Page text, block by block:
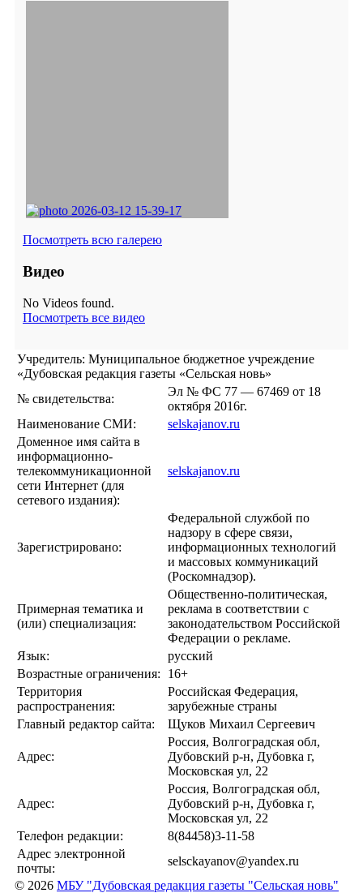
Посмотреть всю галерею
Видео
No Videos found.
Посмотреть все видео
Учредитель: Муниципальное бюджетное учреждение
«Дубовская редакция газеты «Сельская новь»
№ свидетельства:
Эл № ФС 77 — 67469 от 18
октября 2016г.
Наименование СМИ:
selskajanov.ru
Доменное имя сайта в
информационно-
телекоммуникационной
сети Интернет (для
сетевого издания):
selskajanov.ru
Зарегистрировано:
Федеральной службой по
надзору в сфере связи,
информационных технологий
и массовых коммуникаций
(Роскомнадзор).
Примерная тематика и
(или) специализация:
Общественно-политическая,
реклама в соответствии с
законодательством Российской
Федерации о рекламе.
Язык:
русский
Возрастные ограничения:
16+
Территория
распространения:
Российская Федерация,
зарубежные страны
Главный редактор сайта:
Щуков Михаил Сергеевич
Адрес:
Россия, Волгоградская обл,
Дубовский р-н, Дубовка г,
Московская ул, 22
Адрес:
Россия, Волгоградская обл,
Дубовский р-н, Дубовка г,
Московская ул, 22
Телефон редакции:
8(84458)3-11-58
Адрес электронной
почты:
selsckayanov@yandex.ru
© 2026 МБУ "Дубовская редакция газеты "Сельская новь"